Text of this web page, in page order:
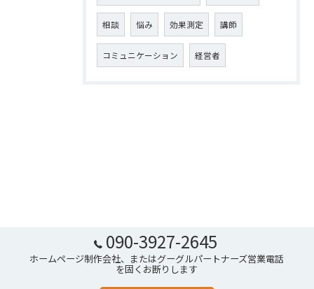
相談 悩み 効果測定 講師
コミュニケーション 経営者
090-3927-2645
ホームページ制作会社、またはグーグルパートナーズ営業電話
を固くお断りします